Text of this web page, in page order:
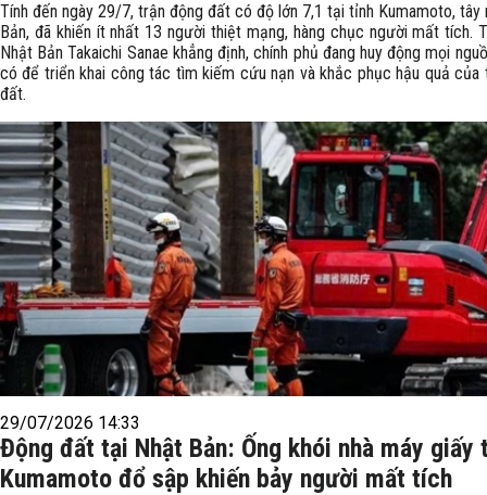
Tính đến ngày 29/7, trận động đất có độ lớn 7,1 tại tỉnh Kumamoto, tây
Bản, đã khiến ít nhất 13 người thiệt mạng, hàng chục người mất tích.
Nhật Bản Takaichi Sanae khẳng định, chính phủ đang huy động mọi
có để triển khai công tác tìm kiếm cứu nạn và khắc phục hậu quả của
đất.
29/07/2026 14:33
Động đất tại Nhật Bản: Ống khói nhà máy giấy
Kumamoto đổ sập khiến bảy người mất tích